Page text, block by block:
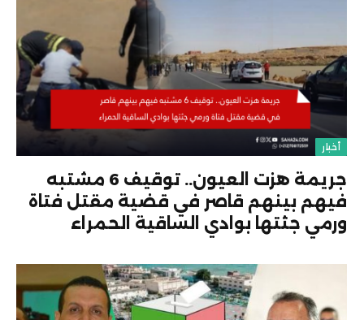
أخبار
جريمة هزت العيون.. توقيف 6 مشتبه
فيهم بينهم قاصر في قضية مقتل فتاة
ورمي جثتها بوادي الساقية الحمراء